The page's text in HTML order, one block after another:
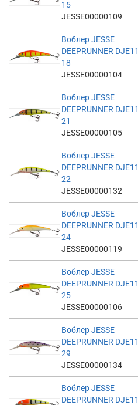
15
JESSE00000109
Воблер JESSE
DEEPRUNNER DJE11
18
JESSE00000104
Воблер JESSE
DEEPRUNNER DJE11
21
JESSE00000105
Воблер JESSE
DEEPRUNNER DJE11
22
JESSE00000132
Воблер JESSE
DEEPRUNNER DJE11
24
JESSE00000119
Воблер JESSE
DEEPRUNNER DJE11
25
JESSE00000106
Воблер JESSE
DEEPRUNNER DJE11
29
JESSE00000134
Воблер JESSE
DEEPRUNNER DJE11